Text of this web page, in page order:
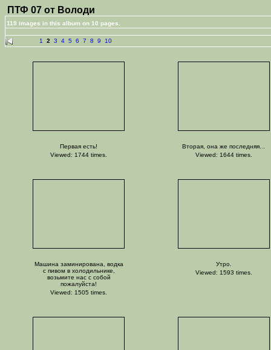
ПТФ 07 от Володи
119 images in this album on 10 pages.
1 2 3 4 5 6 7 8 9 10
Первая есть!
Viewed: 1744 times.
Вторая, она же последняя...
Viewed: 1644 times.
Машина заминирована, водка
с пивом в холодильнике,
возьмите нас с собой
пожалуйста!
Viewed: 1505 times.
Утро.
Viewed: 1593 times.